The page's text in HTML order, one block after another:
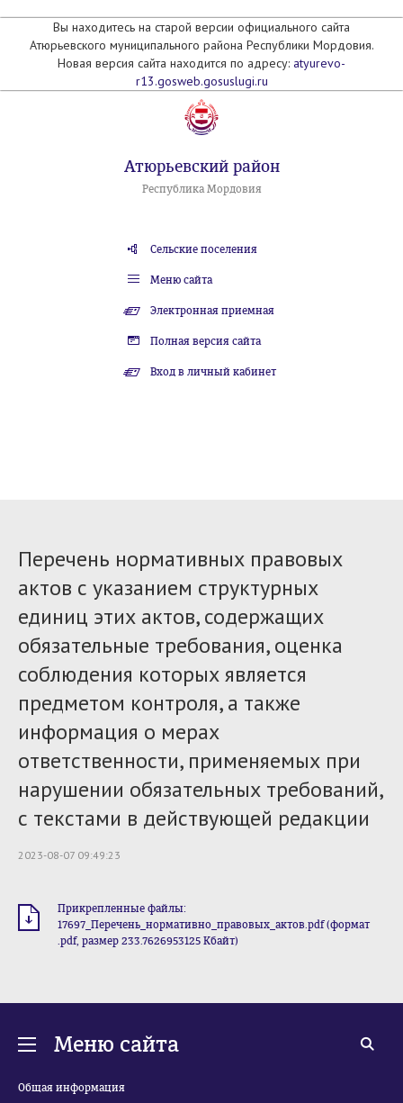
Вы находитесь на старой версии официального сайта
Атюрьевского муниципального района Республики Мордовия.
Новая версия сайта находится по адресу: atyurevo-
r13.gosweb.gosuslugi.ru
Атюрьевский район
Республика Мордовия
Сельские поселения
Меню сайта
Электронная приемная
Полная версия сайта
Вход в личный кабинет
Перечень нормативных правовых
актов с указанием структурных
единиц этих актов, содержащих
обязательные требования, оценка
соблюдения которых является
предметом контроля, а также
информация о мерах
ответственности, применяемых при
нарушении обязательных требований,
с текстами в действующей редакции
2023-08-07 09:49:23
Прикрепленные файлы:
17697_Перечень_нормативно_правовых_актов.pdf (формат
.pdf, размер 233.7626953125 Кбайт)
Меню сайта
Общая информация